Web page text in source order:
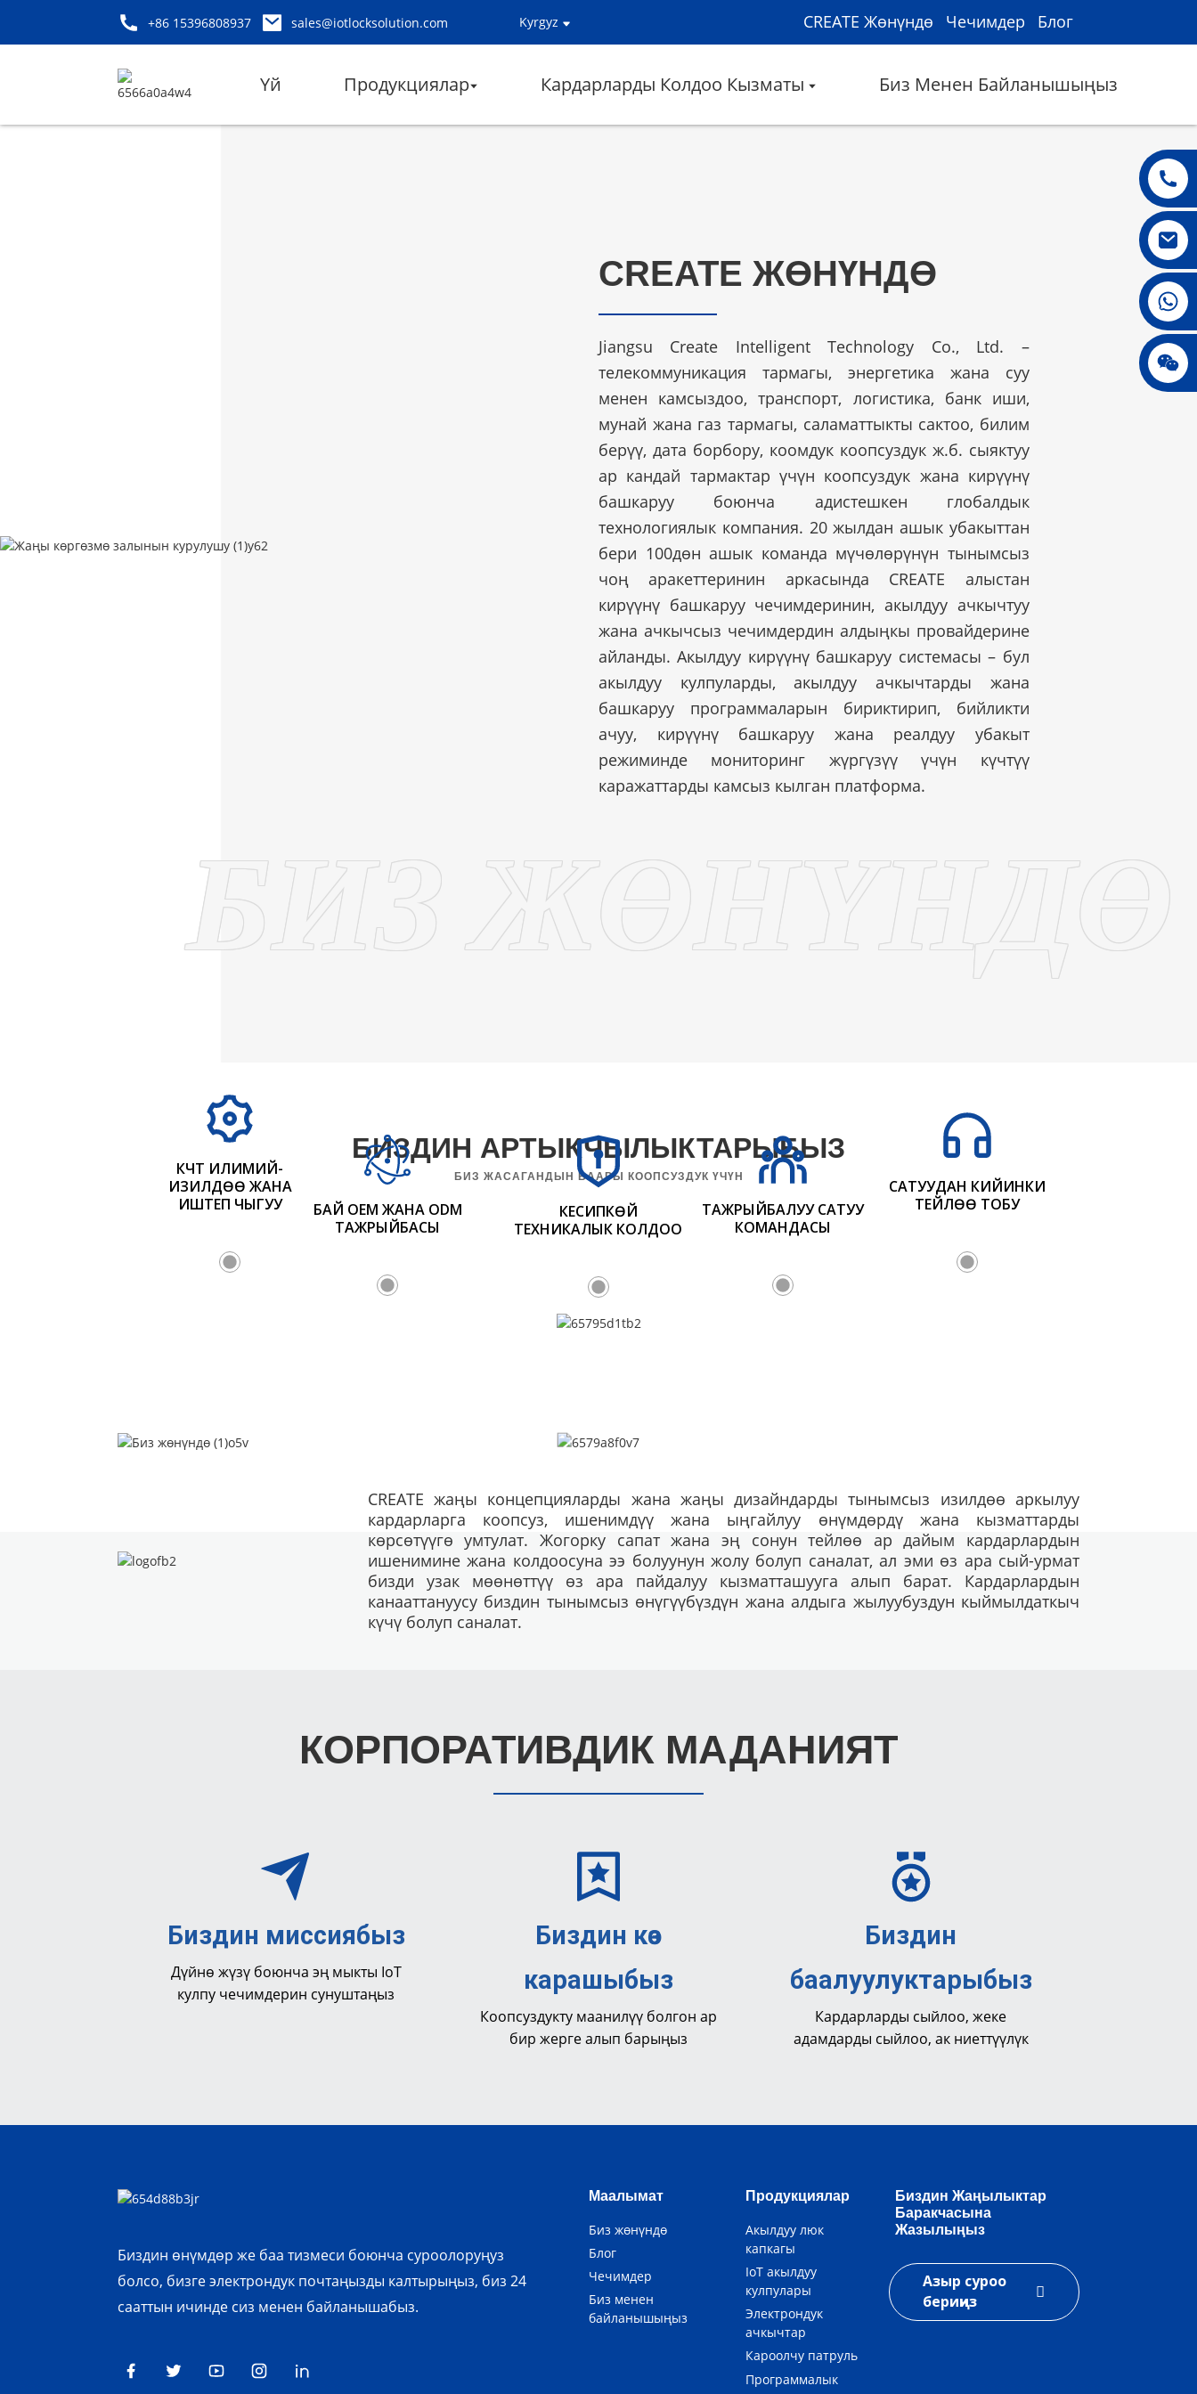
+86 15396808937 sales@iotlocksolution.com Kyrgyz CREATE Жөнүндө Чечимдер Блог
Үй Продукциялар Кардарларды Колдоо Кызматы Биз Менен Байланышыңыз
CREATE ЖӨНҮНДӨ
Jiangsu Create Intelligent Technology Co., Ltd. –
телекоммуникация тармагы, энергетика жана суу
менен камсыздоо, транспорт, логистика, банк иши,
мунай жана газ тармагы, саламаттыкты сактоо, билим
берүү, дата борбору, коомдук коопсуздук ж.б. сыяктуу
ар кандай тармактар ​​үчүн коопсуздук жана кирүүнү
башкаруу боюнча адистешкен глобалдык
технологиялык компания. 20 жылдан ашык убакыттан
бери 100дөн ашык команда мүчөлөрүнүн тынымсыз
чоң аракеттеринин аркасында CREATE алыстан
кирүүнү башкаруу чечимдеринин, акылдуу ачкычтуу
жана ачкычсыз чечимдердин алдыңкы провайдерине
айланды. Акылдуу кирүүнү башкаруу системасы – бул
акылдуу кулпуларды, акылдуу ачкычтарды жана
башкаруу программаларын бириктирип, бийликти
ачуу, кирүүнү башкаруу жана реалдуу убакыт
режиминде мониторинг жүргүзүү үчүн күчтүү
каражаттарды камсыз кылган платформа.
БИЗ ЖӨНҮНДӨ
БИЗДИН АРТЫКЧЫЛЫКТАРЫБЫЗ
БИЗ ЖАСАГАНДЫН БААРЫ КООПСУЗДУК ҮЧҮН
КҮЧТҮҮ ИЛИМИЙ-
ИЗИЛДӨӨ ЖАНА
ИШТЕП ЧЫГУУ
БАЙ OEM ЖАНА ODM
ТАЖРЫЙБАСЫ
КЕСИПКӨЙ
ТЕХНИКАЛЫК КОЛДОО
ТАЖРЫЙБАЛУУ САТУУ
КОМАНДАСЫ
САТУУДАН КИЙИНКИ
ТЕЙЛӨӨ ТОБУ
CREATE жаңы концепцияларды жана жаңы дизайндарды тынымсыз изилдөө аркылуу
кардарларга коопсуз, ишенимдүү жана ыңгайлуу өнүмдөрдү жана кызматтарды
көрсөтүүгө умтулат. Жогорку сапат жана эң сонун тейлөө ар дайым кардарлардын
ишенимине жана колдоосуна ээ болуунун жолу болуп саналат, ал эми өз ара сый-урмат
бизди узак мөөнөттүү өз ара пайдалуу кызматташууга алып барат. Кардарлардын
канааттануусу биздин тынымсыз өнүгүүбүздүн жана алдыга жылуубуздун кыймылдаткыч
күчү болуп саналат.
КОРПОРАТИВДИК МАДАНИЯТ
Биздин миссиябыз
Дүйнө жүзү боюнча эң мыкты IoT
кулпу чечимдерин сунуштаңыз
Биздин көз
карашыбыз
Коопсуздукту маанилүү болгон ар
бир жерге алып барыңыз
Биздин
баалуулуктарыбыз
Кардарларды сыйлоо, жеке
адамдарды сыйлоо, ак ниеттүүлүк
Биздин өнүмдөр же баа тизмеси боюнча суроолоруңуз
болсо, бизге электрондук почтаңызды калтырыңыз, биз 24
сааттын ичинде сиз менен байланышабыз.
Маалымат
Биз жөнүндө
Блог
Чечимдер
Биз менен
байланышыңыз
Продукциялар
Акылдуу люк
капкагы
IoT акылдуу
кулпулары
Электрондук
ачкычтар
Кароолчу патруль
Программалык
Биздин Жаңылыктар
Баракчасына
Жазылыңыз
Азыр суроо
бериңиз